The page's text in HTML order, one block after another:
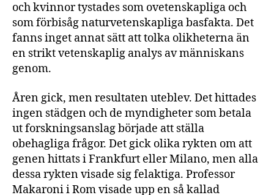
och kvinnor tystades som ovetenskapliga och
som förbisåg naturvetenskapliga basfakta. Det
fanns inget annat sätt att tolka olikheterna än
en strikt vetenskaplig analys av människans
genom.
Åren gick, men resultaten uteblev. Det hittades
ingen städgen och de myndigheter som betala
ut forskningsanslag började att ställa
obehagliga frågor. Det gick olika rykten om att
genen hittats i Frankfurt eller Milano, men alla
dessa rykten visade sig felaktiga. Professor
Makaroni i Rom visade upp en så kallad